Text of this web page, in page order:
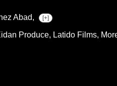
Abad, [+]
Produce, Latido Films,